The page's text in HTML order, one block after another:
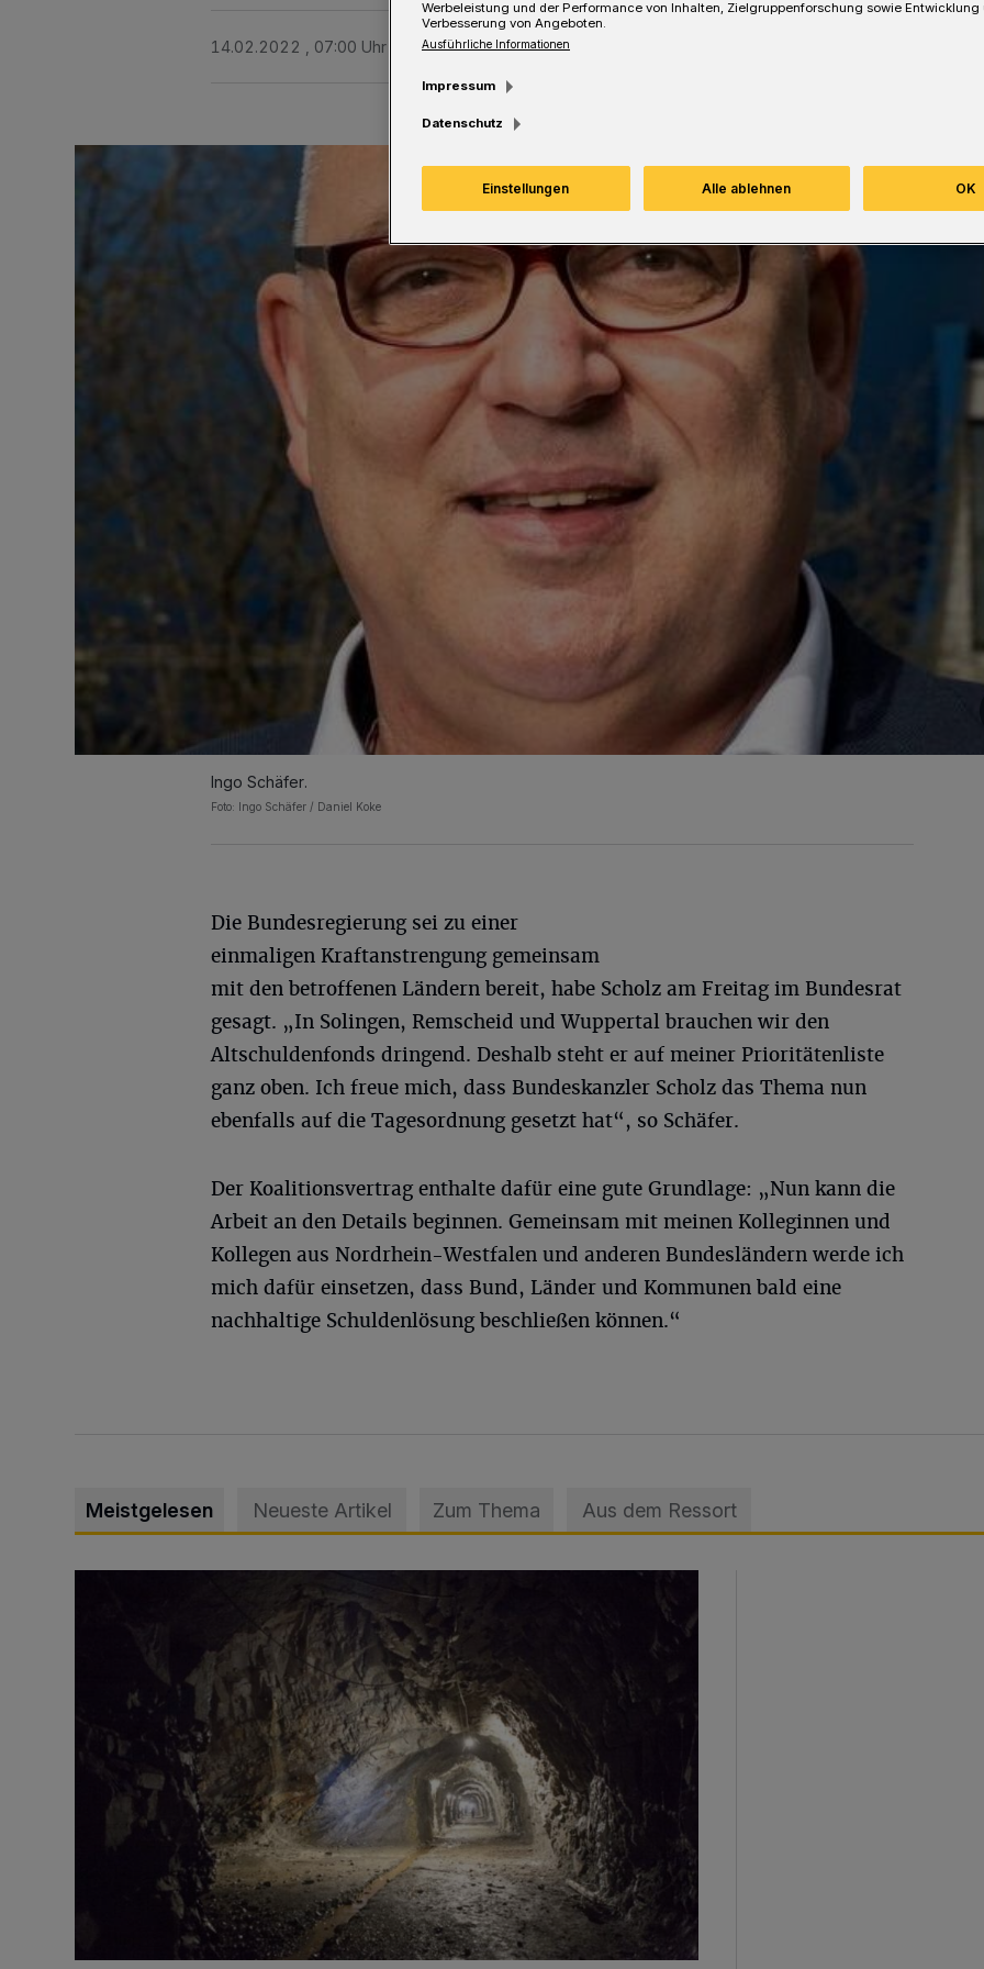
14.02.2022 , 07:00 Uhr Eine Minute Lesezeit
Ingo Schäfer.
Foto: Ingo Schäfer / Daniel Koke
Die Bundesregierung sei zu einer
einmaligen Kraftanstrengung gemeinsam
mit den betroffenen Ländern bereit, habe Scholz am Freitag im Bundesrat
gesagt. „In Solingen, Remscheid und Wuppertal brauchen wir den
Altschuldenfonds dringend. Deshalb steht er auf meiner Prioritätenliste
ganz oben. Ich freue mich, dass Bundeskanzler Scholz das Thema nun
ebenfalls auf die Tagesordnung gesetzt hat“, so Schäfer.
Der Koalitionsvertrag enthalte dafür eine gute Grundlage: „Nun kann die
Arbeit an den Details beginnen. Gemeinsam mit meinen Kolleginnen und
Kollegen aus Nordrhein-Westfalen und anderen Bundesländern werde ich
mich dafür einsetzen, dass Bund, Länder und Kommunen bald eine
nachhaltige Schuldenlösung beschließen können.“
Meistgelesen Neueste Artikel Zum Thema Aus dem Ressort
Werbeleistung und der Performance von Inhalten, Zielgruppenforschung sowie Entwicklung
Verbesserung von Angeboten.
Ausführliche Informationen
Impressum
Datenschutz
Einstellungen Alle ablehnen OK